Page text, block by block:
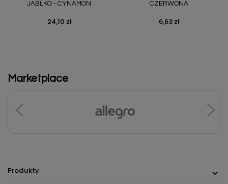
JABŁKO - CYNAMON
Cena
24,10 zł
CZERWONA
Cena
6,63 zł
Marketplace
Produkty